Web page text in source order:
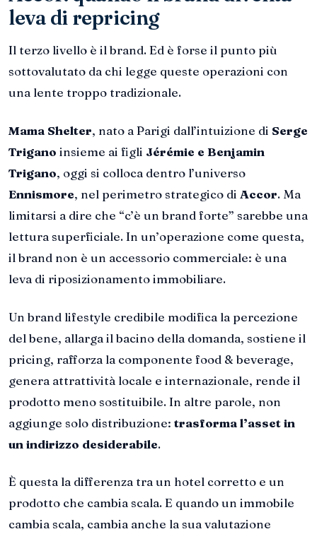
leva di repricing
Il terzo livello è il brand. Ed è forse il punto più
sottovalutato da chi legge queste operazioni con
una lente troppo tradizionale.
Mama Shelter, nato a Parigi dall’intuizione di Serge
Trigano insieme ai figli Jérémie e Benjamin
Trigano, oggi si colloca dentro l’universo
Ennismore, nel perimetro strategico di Accor. Ma
limitarsi a dire che “c’è un brand forte” sarebbe una
lettura superficiale. In un’operazione come questa,
il brand non è un accessorio commerciale: è una
leva di riposizionamento immobiliare.
Un brand lifestyle credibile modifica la percezione
del bene, allarga il bacino della domanda, sostiene il
pricing, rafforza la componente food & beverage,
genera attrattività locale e internazionale, rende il
prodotto meno sostituibile. In altre parole, non
aggiunge solo distribuzione: trasforma l’asset in
un indirizzo desiderabile.
È questa la differenza tra un hotel corretto e un
prodotto che cambia scala. E quando un immobile
cambia scala, cambia anche la sua valutazione